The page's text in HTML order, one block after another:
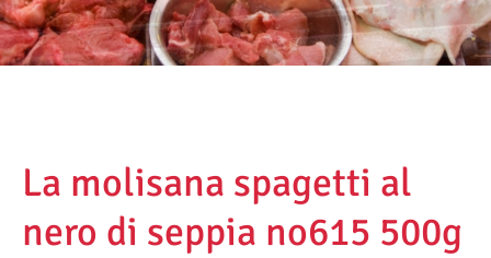
La molisana spagetti al
nero di seppia no615 500g